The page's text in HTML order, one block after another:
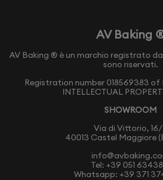
AV Baking
AV Baking ® è un marchio registrato
sono riservati.
Registration number 018569383 of
INTELLECTUAL
SHOWROOM
Via di Vittorio, 16/
40013 Castel Maggiore
Tel: +39 051
Whatsapp: +39 371